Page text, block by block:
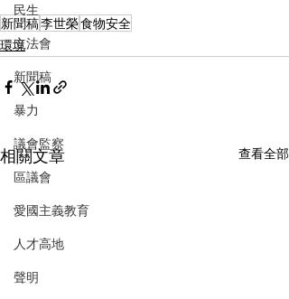
民生
立法會
新聞稿
暴力
議會監察
區議會
愛國主義教育
人才高地
聲明
新聞稿李世榮食物安全
環境
相關文章 查看全部